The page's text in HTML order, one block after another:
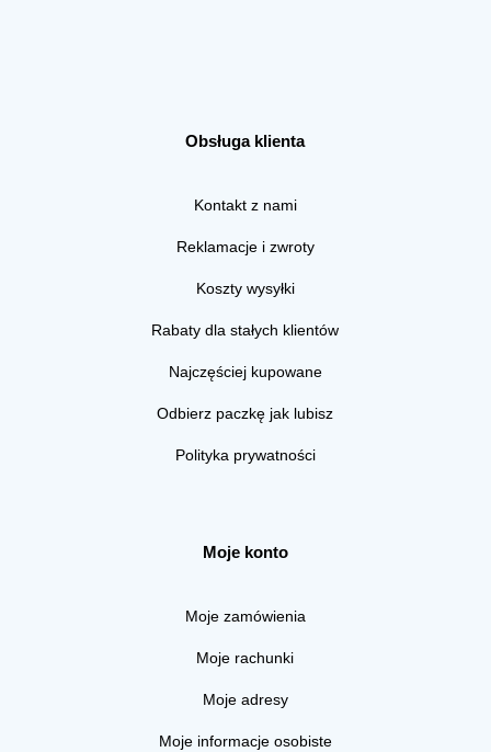
Obsługa klienta
Kontakt z nami
Reklamacje i zwroty
Koszty wysyłki
Rabaty dla stałych klientów
Najczęściej kupowane
Odbierz paczkę jak lubisz
Polityka prywatności
Moje konto
Moje zamówienia
Moje rachunki
Moje adresy
Moje informacje osobiste